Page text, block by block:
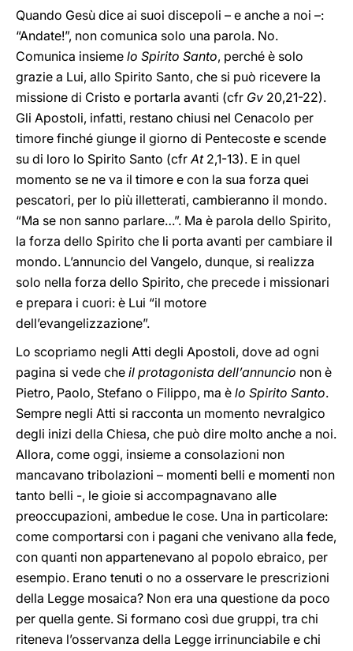
Quando Gesù dice ai suoi discepoli – e anche a noi –:
“Andate!”, non comunica solo una parola. No.
Comunica insieme lo Spirito Santo, perché è solo
grazie a Lui, allo Spirito Santo, che si può ricevere la
missione di Cristo e portarla avanti (cfr Gv 20,21-22).
Gli Apostoli, infatti, restano chiusi nel Cenacolo per
timore finché giunge il giorno di Pentecoste e scende
su di loro lo Spirito Santo (cfrAt2,1-13). E in quel
momento se ne va il timore e con la sua forza quei
pescatori, per lo più illetterati, cambieranno il mondo.
“Ma se non sanno parlare…”. Ma è parola dello Spirito,
la forza dello Spirito che li porta avanti per cambiare il
mondo. L’annuncio del Vangelo, dunque, si realizza
solo nella forza dello Spirito, che precede i missionari
e prepara i cuori: è Lui “il motore
dell’evangelizzazione”.
Lo scopriamo negli Atti degli Apostoli, dove ad ogni
pagina si vede che il protagonista dell’annuncio non è
Pietro, Paolo, Stefano o Filippo, ma è lo Spirito Santo.
Sempre negli Atti si racconta un momento nevralgico
degli inizi della Chiesa, che può dire molto anche a noi.
Allora, come oggi, insieme a consolazioni non
mancavano tribolazioni – momenti belli e momenti non
tanto belli -, le gioie si accompagnavano alle
preoccupazioni, ambedue le cose. Una in particolare:
come comportarsi con i pagani che venivano alla fede,
con quanti non appartenevano al popolo ebraico, per
esempio. Erano tenuti o no a osservare le prescrizioni
della Legge mosaica? Non era una questione da poco
per quella gente. Si formano così due gruppi, tra chi
riteneva l’osservanza della Legge irrinunciabile e chi